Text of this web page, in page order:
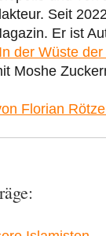
Seit
Er ist
In der Wüste
Moshe
Florian